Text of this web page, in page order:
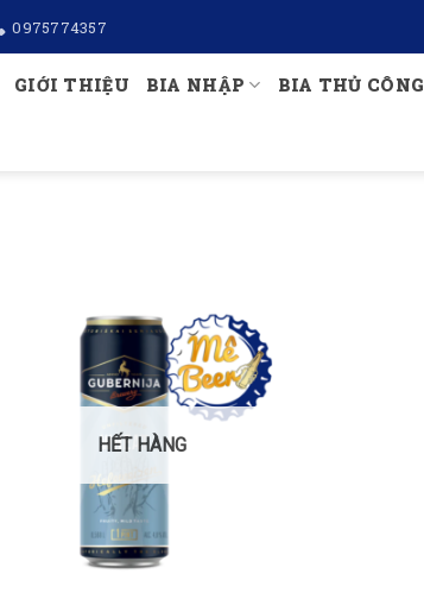
0975774357
GIỚI THIỆU BIA NHẬP BIA THỦ CÔNG
HẾT HÀNG